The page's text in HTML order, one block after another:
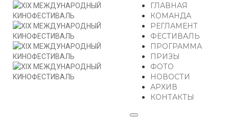
ГЛАВНАЯ
КОМАНДА
РЕГЛАМЕНТ
ФЕСТИВАЛЬ
ПРОГРАММА
ПРИЗЫ
ФОТО
НОВОСТИ
АРХИВ
КОНТАКТЫ